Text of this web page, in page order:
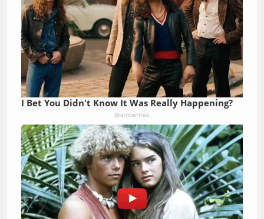
I Bet You Didn't Know It Was Really Happening?
Brainberries